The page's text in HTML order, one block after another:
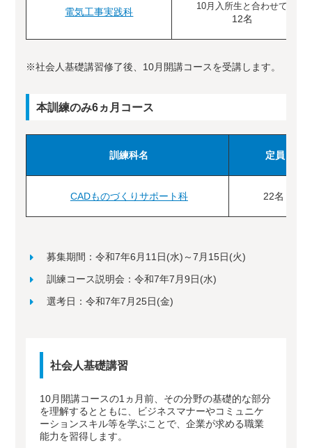
電気工事実践科 10月入所生と合わせて
12名
※社会人基礎講習修了後、10月開講コースを受講します。
本訓練のみ6ヵ月コース
訓練科名 定員
CADものづくりサポート科 22名
募集期間：令和7年6月11日(水)～7月15日(火)
訓練コース説明会：令和7年7月9日(水)
選考日：令和7年7月25日(金)
社会人基礎講習
10月開講コースの1ヵ月前、その分野の基礎的な部分
を理解するとともに、ビジネスマナーやコミュニケ
ーションスキル等を学ぶことで、企業が求める職業
能力を習得します。